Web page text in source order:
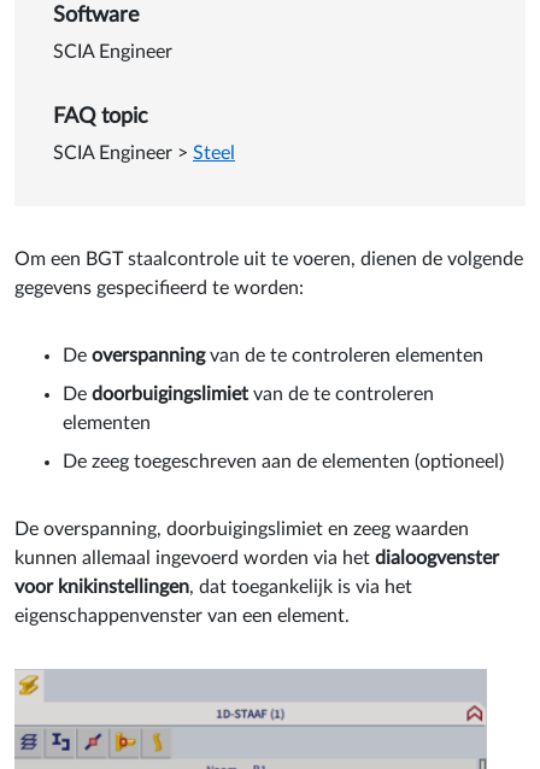
Software
SCIA Engineer
FAQ topic
SCIA Engineer > Steel
Om een BGT staalcontrole uit te voeren, dienen de volgende
gegevens gespecifieerd te worden:
De overspanningvan de te controleren elementen
De doorbuigingslimiet van de te controleren
elementen
De zeeg toegeschreven aan de elementen (optioneel)
De overspanning, doorbuigingslimiet en zeeg waarden
kunnen allemaal ingevoerd worden via het dialoogvenster
voor knikinstellingen, dat toegankelijk is via het
eigenschappenvenster van een element.